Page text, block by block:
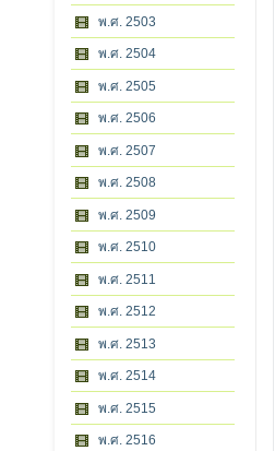
พ.ศ. 2503
พ.ศ. 2504
พ.ศ. 2505
พ.ศ. 2506
พ.ศ. 2507
พ.ศ. 2508
พ.ศ. 2509
พ.ศ. 2510
พ.ศ. 2511
พ.ศ. 2512
พ.ศ. 2513
พ.ศ. 2514
พ.ศ. 2515
พ.ศ. 2516